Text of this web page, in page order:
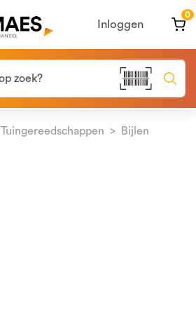
Inloggen
0
Tuingereedschappen Bijlen